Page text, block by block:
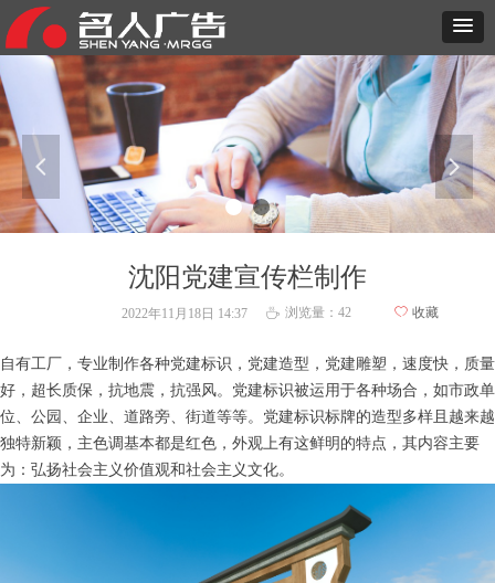
넳 넲
沈阳党建宣传栏制作
自有工厂，专业制作各种党建标识，党建造型，党建雕塑，速度快，质量
好，超长质保，抗地震，抗强风。党建标识被运用于各种场合，如市政单
位、公园、企业、道路旁、街道等等。党建标识标牌的造型多样且越来越
独特新颖，主色调基本都是红色，外观上有这鲜明的特点，其内容主要
为：弘扬社会主义价值观和社会主义文化。
2022年11月18日 14:37 ꄘ 浏览量： 42 ꄀ 收藏